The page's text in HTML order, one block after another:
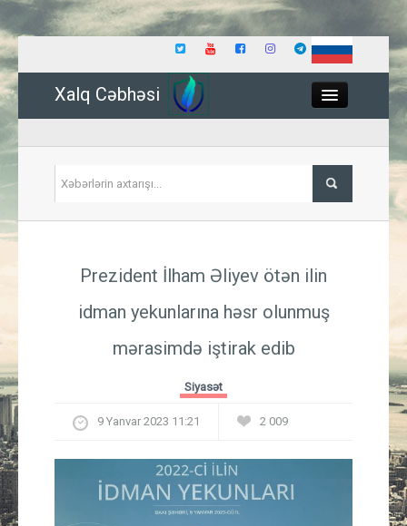
Xalq Cəbhəsi
İqtisadiyyat
Güney Azərbaycan
Prezident İlham Əliyev ötən ilin
idman yekunlarına həsr olunmuş
mərasimdə iştirak edib
Siyasət
9 Yanvar 2023 11:21 2 009